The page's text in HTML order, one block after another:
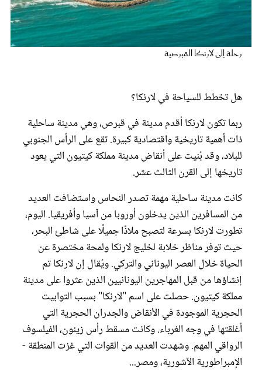
رحلة إلى لارنكا القبرصية
هل تخطط للسياحة في لارنكا؟
ربما تكون لارنكا أقدم مدينة في قبرص، وهي مدينة ساحلية
ذات أهمية تاريخية واقتصادية كبيرة. تقع على الرأس الجنوبي
للبلاد، وقد بُنيت على أنقاض مدينة مملكة كيتيون التي يعود
تاريخها إلى القرن الثالث عشر.
كانت مدينة ساحلية مهمة تصدر النحاس واستضافت العديد
من المسافرين الذين يدخلون أوروبا من آسيا وأفريقيا. اليوم،
تطورت لارنكا بسرعة لتصبح ملاذًا جميلًا على شاطئ البحر،
حيث توفر مناظر خلابة لخليج لارنكا ولمحة مختصرة عن
الحياة خلال العصر اليوناني والتركي. ويُقال إن لارنكا تم
إنشاؤها من قبل المهاجرين اليونانيين الذين عثروا على مدينة
مملكة كيتيون. حصلت على اسم "لارنكا" بسبب التوابيت
الحجرية الموجودة في الأنقاض والجدران الحجرية التي
أغلقتها في وجه الغرباء. وكانت مسقط رأس زينون، الفيلسوف
الرواقي المهم. وشهدت العديد من القوات التي غزت المنطقة -
الإمبراطورية الآشورية، ومصر...
عروس سيدتي
مجلة سيدتي
غلاف رفمي